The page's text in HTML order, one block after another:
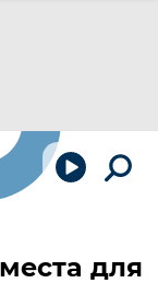
для